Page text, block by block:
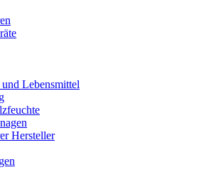
Lebensmittel
Hersteller